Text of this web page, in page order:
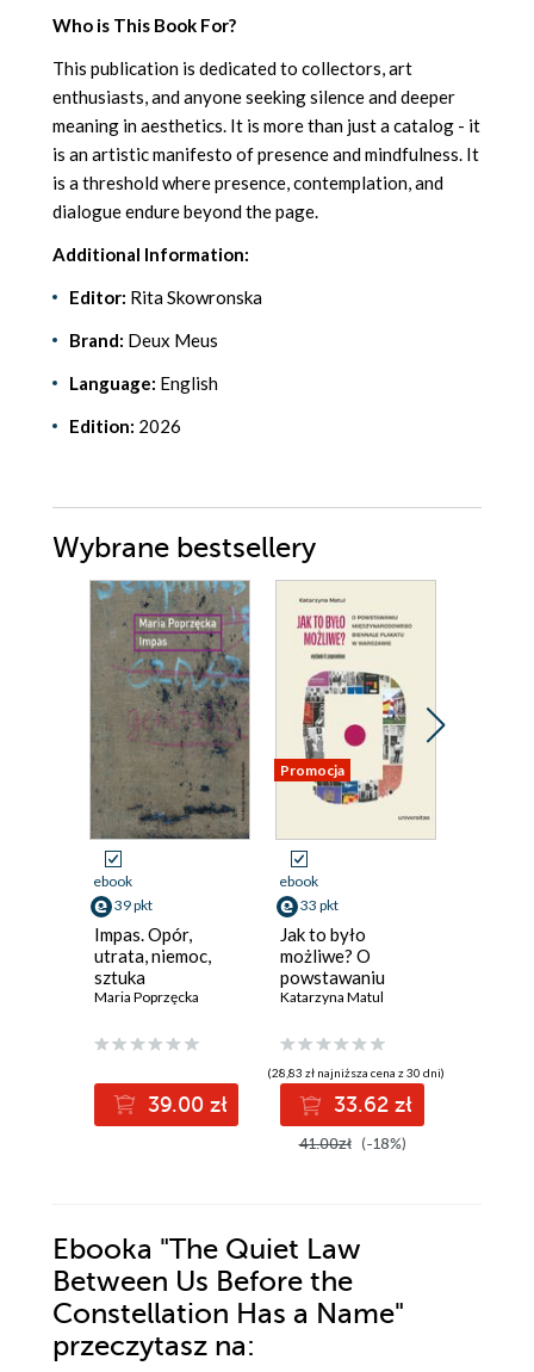
Who is This Book For?
This publication is dedicated to collectors, art
enthusiasts, and anyone seeking silence and deeper
meaning in aesthetics. It is more than just a catalog - it
is an artistic manifesto of presence and mindfulness. It
is a threshold where presence, contemplation, and
dialogue endure beyond the page.
Additional Information:
Editor: Rita Skowronska
Brand: Deux Meus
Language: English
Edition: 2026
Wybrane bestsellery
ebook
39 pkt
Impas. Opór,
utrata, niemoc,
sztuka
Maria Poprzęcka
39.00 zł
Promocja
ebook
33 pkt
Jak to było
możliwe? O
powstawaniu
Międzynarodowego
Warszawie (wyd. 2
popr.)
Katarzyna Matul
(28,83 zł najniższa cena z 30 dni)
33.62 zł
41.00zł (-18%)
Ebooka "The Quiet Law
Between Us Before the
Constellation Has a Name"
przeczytasz na: